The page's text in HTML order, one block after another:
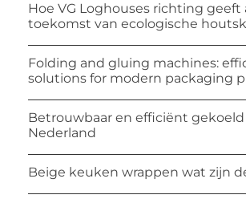
Hoe VG Loghouses richting geeft
toekomst van ecologische
Folding and gluing machines:
solutions for modern packaging
Betrouwbaar en efficiënt
Nederland
Beige keuken wrappen wat zijn